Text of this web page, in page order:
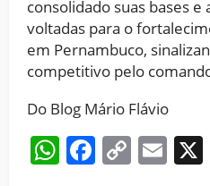
consolidado suas bases
voltadas para o
em Pernambuco,
competitivo pelo
Do Blog Mário Flávio
WhatsApp
Copy